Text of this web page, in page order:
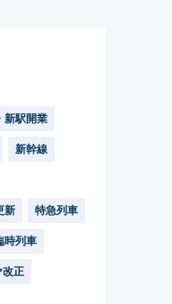
新駅開業
新幹線
新 特急列車
時列車
改正